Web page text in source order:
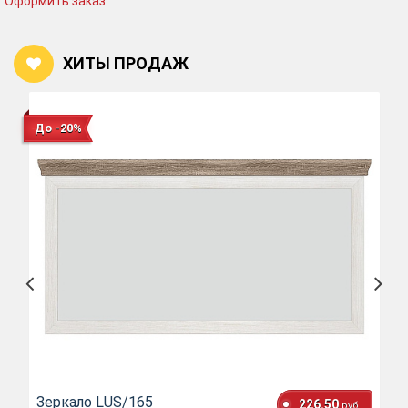
ХИТЫ ПРОДАЖ
До -20%
Зеркало LUS/165 226.50 руб.